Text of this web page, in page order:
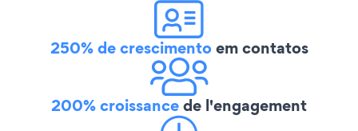
250% de crescimentoem contatos
200% croissancede l'engagement